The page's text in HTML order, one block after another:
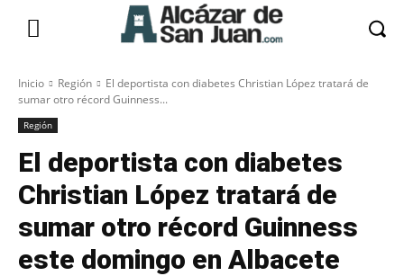
Inicio Región
El deportista con diabetes Christian López tratará de
sumar otro récord Guinness...
Región
El deportista con diabetes
Christian López tratará de
sumar otro récord Guinness
este domingo en Albacete